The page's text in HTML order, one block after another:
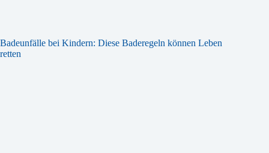
Badeunfälle bei Kindern: Diese Baderegeln können Leben
retten